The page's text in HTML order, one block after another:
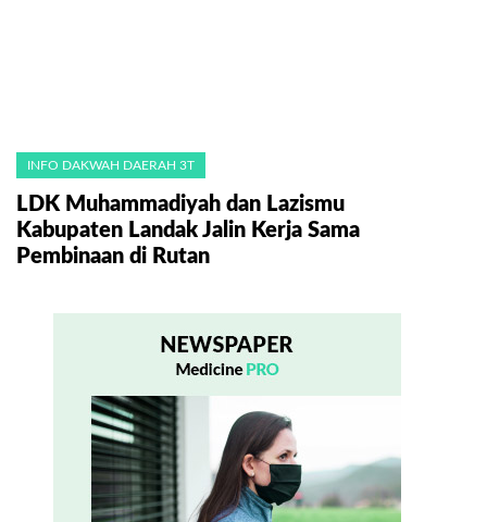
INFO DAKWAH DAERAH 3T
LDK Muhammadiyah dan Lazismu
Kabupaten Landak Jalin Kerja Sama
Pembinaan di Rutan